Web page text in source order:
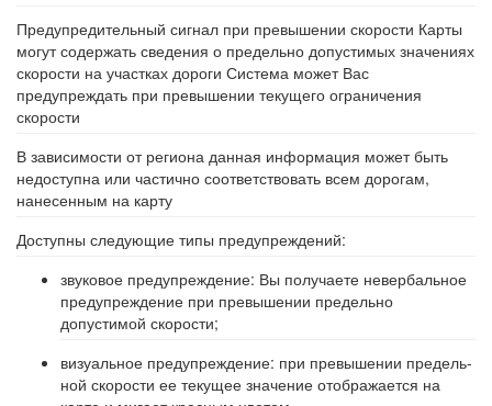
Предупредительный сигнал при превышении скорости Карты
могут содержать сведения о предельно допустимых значениях
скорости на участках дороги Система может Вас
предупреждать при превышении текущего ограничения
скорости
В зависимости от региона данная информация может быть
недоступна или частично соответствовать всем дорогам,
нанесенным на карту
Доступны следующие типы предупреждений:
звуковое предупреждение: Вы получаете невербальное
предупреждение при превышении предельно
допустимой скорости;
визуальное предупреждение: при превышении предель-
ной скорости ее текущее значение отображается на